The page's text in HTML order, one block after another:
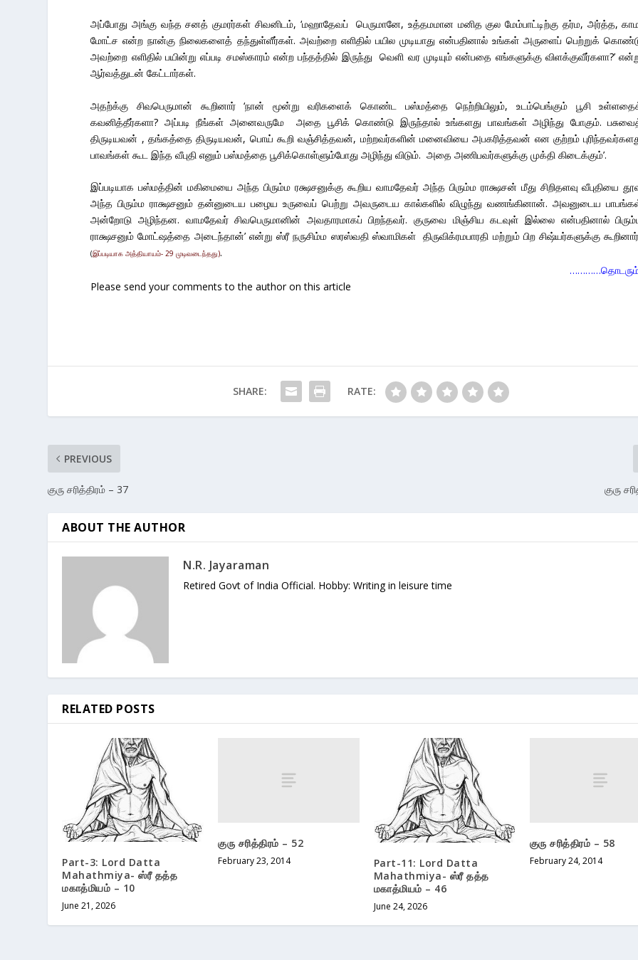
அப்போது அங்கு வந்த சனத் குமரர்கள் சிவனிடம், ‘மஹாதேவப் பெருமானே, உத்தமமான மனித குல மேம்பாட்டிற்கு தர்ம, அர்த்த,
மோட்ச என்ற நான்கு நிலைகளைத் தந்துள்ளீர்கள். அவற்றை எளிதில் பயில முடியாது என்பதினால் உங்கள் அருளைப் பெற்றுக்
அவற்றை எளிதில் பயின்று எப்படி சமஸ்காரம் என்ற பந்தத்தில் இருந்து வெளி வர முடியும் என்பதை எங்களுக்கு விளக்குவீர்களா?’
ஆர்வத்துடன் கேட்டார்கள்.
அதற்க்கு சிவபெருமான் கூறினார் ‘நான் மூன்று வரிகளைக் கொண்ட பஸ்மத்தை நெற்றியிலும், உடம்பெங்கும் பூசி
கவனித்தீர்களா? அப்படி நீங்கள் அனைவருமே அதை பூசிக் கொண்டு இருந்தால் உங்களது பாவங்கள் அழிந்து போகும்.
திருடியவன் , தங்கத்தை திருடியவன், பொய் கூறி வஞ்சித்தவன், மற்றவர்களின் மனைவியை அபகரித்தவன் என குற்றம்
பாவங்கள் கூட இந்த வீபுதி எனும் பஸ்மத்தை பூசிக்கொள்ளும்போது அழிந்து விடும். அதை அணிபவர்களுக்கு முக்தி கிடைக்கும்’.
இப்படியாக பஸ்மத்தின் மகிமையை அந்த பிரும்ம ரக்ஷசனுக்கு கூறிய வாமதேவர் அந்த பிரும்ம ராக்ஷசன் மீது சிறிதளவு வீபுதியை
அந்த பிரும்ம ராக்ஷசனும் தன்னுடைய பழைய உருவைப் பெற்று அவருடைய கால்களில் விழுந்து வணங்கினான். அவனுடைய
அன்றோடு அழிந்தன. வாமதேவர் சிவபெருமானின் அவதாரமாகப் பிறந்தவர். குருவை மிஞ்சிய கடவுள் இல்லை என்பதினால்
ராக்ஷசனும் மோட்ஷத்தை அடைந்தான்’ என்று ஸ்ரீ நருசிம்ம ஸரஸ்வதி ஸ்வாமிகள் திருவிக்ரமபாரதி மற்றும் பிற சிஷ்யர்களுக்கு
(இப்படியாக அத்தியாயம்- 29 முடிவடைந்தது).
Please send your comments to the author on this article
SHARE: RATE:
PREVIOUS
குரு சரித்திரம் – 37 குரு
ABOUT THE AUTHOR
N.R. Jayaraman
Retired Govt of India Official. Hobby: Writing in leisure time
RELATED POSTS
Part-3: Lord Datta
Mahathmiya- ஸ்ரீ தத்த
மகாத்மியம் – 10
June 21, 2026
குரு சரித்திரம் – 52
February 23, 2014
Part-11: Lord Datta
Mahathmiya- ஸ்ரீ தத்த
மகாத்மியம் – 46
June 24, 2026
குரு சரித்திரம் – 58
February 24, 2014